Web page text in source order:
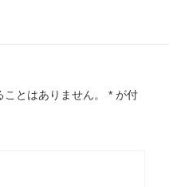
とはありません。 * が付